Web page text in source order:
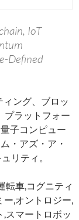
IoT
Defined
ング、ブロッ
プラットフォー
子コンピュー
・アズ・ア・
リティ。
転車,コグニティ
,オントロジー,
スマートロボッ